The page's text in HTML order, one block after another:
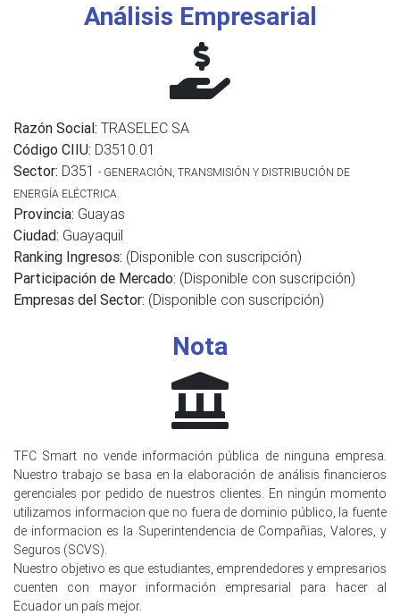
Análisis Empresarial
Razón Social: TRASELEC SA
Código CIIU: D3510.01
Sector: D351 - GENERACIÓN, TRANSMISIÓN Y DISTRIBUCIÓN DE
ENERGÍA ELÉCTRICA.
Provincia: Guayas
Ciudad: Guayaquil
Ranking Ingresos: (Disponible con suscripción)
Participación de Mercado: (Disponible con suscripción)
Empresas del Sector: (Disponible con suscripción)
Nota
TFC Smart no vende información pública de ninguna empresa.
Nuestro trabajo se basa en la elaboración de análisis financieros
gerenciales por pedido de nuestros clientes. En ningún momento
utilizamos informacion que no fuera de dominio público, la fuente
de informacion es la Superintendencia de Compañias, Valores, y
Seguros (SCVS).
Nuestro objetivo es que estudiantes, emprendedores y empresarios
cuenten con mayor información empresarial para hacer al
Ecuador un país mejor.